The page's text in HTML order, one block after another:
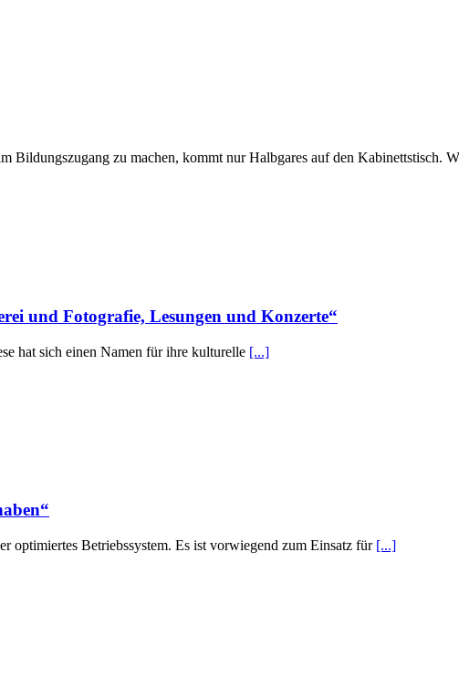
zu machen, kommt nur Halbgares auf den Kabinettstisch.
und Fotografie, Lesungen und Konzerte“
hat sich einen Namen für ihre kulturelle [...]
optimiertes Betriebssystem. Es ist vorwiegend zum Einsatz für [...]